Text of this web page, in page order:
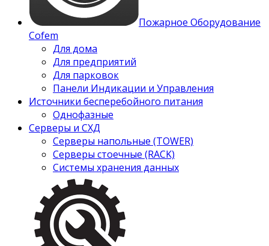
Пожарное Оборудование
Cofem
Для дома
Для предприятий
Для парковок
Панели Индикации и Управления
Источники бесперебойного питания
Однофазные
Серверы и СХД
Серверы напольные (TOWER)
Серверы стоечные (RACK)
Системы хранения данных